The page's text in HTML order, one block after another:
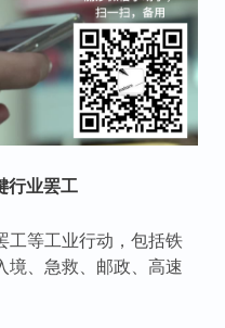
行业罢工
工等工业行动，包括铁
境、急救、邮政、高速